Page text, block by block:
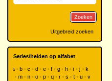
Zoeken
Uitgebreid zoeken
Series/helden op alfabet
a b c d e f g h i j
k
m n o p q r s t u
v